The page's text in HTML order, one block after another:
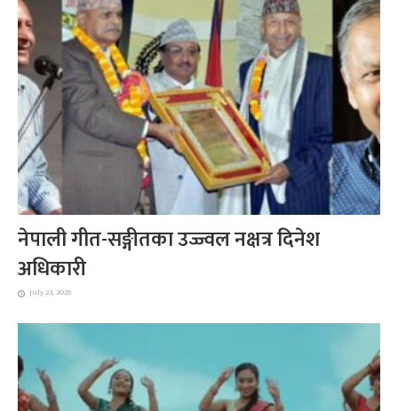
नेपाली गीत-सङ्गीतका उज्ज्वल नक्षत्र दिनेश
अधिकारी
July 23, 2026